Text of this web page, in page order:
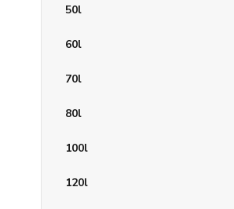
50l
60l
70l
80l
100l
120l